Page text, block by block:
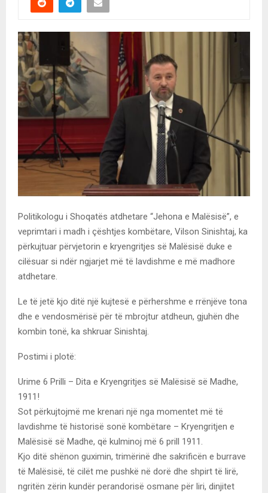
Politikologu i Shoqatës atdhetare “Jehona e Malësisë”, e
veprimtari i madh i çështjes kombëtare, Vilson Sinishtaj, ka
përkujtuar përvjetorin e kryengritjes së Malësisë duke e
cilësuar si ndër ngjarjet më të lavdishme e më madhore
atdhetare.
Le të jetë kjo ditë një kujtesë e përhershme e rrënjëve tona
dhe e vendosmërisë për të mbrojtur atdheun, gjuhën dhe
kombin tonë, ka shkruar Sinishtaj.
Postimi i plotë:
Urime 6 Prilli – Dita e Kryengritjes së Malësisë së Madhe,
1911!
Sot përkujtojmë me krenari një nga momentet më të
lavdishme të historisë sonë kombëtare – Kryengritjen e
Malësisë së Madhe, që kulminoj më 6 prill 1911.
Kjo ditë shënon guximin, trimërinë dhe sakrificën e burrave
të Malësisë, të cilët me pushkë në dorë dhe shpirt të lirë,
ngritën zërin kundër perandorisë osmane për liri, dinjitet